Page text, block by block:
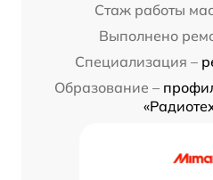
Стаж работы
Выполнено
Специализация –
Образование –